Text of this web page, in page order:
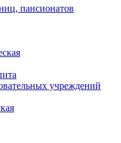
пансионатов
учреждений